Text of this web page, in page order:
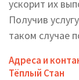
ускорит их
Получив
таком случае
Адреса и
Тёплый Стан